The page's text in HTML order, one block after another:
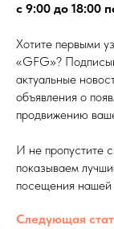
с 9:00 до 18:00
Хотите первыми
«GFG»?
актуальные
объявления о
продвижению
И не пропустите
показываем
посещения нашей
Следующая